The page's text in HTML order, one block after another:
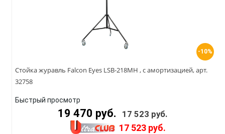
-10%
Стойка журавль Falcon Eyes LSB-218MH , с амортизацией, арт.
32758
Быстрый просмотр
19 470 руб. 17 523 руб.
17 523 руб.